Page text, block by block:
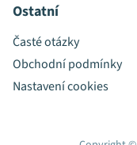
Ostatní
Časté otázky
Obchodní podmínky
Nastavení cookies